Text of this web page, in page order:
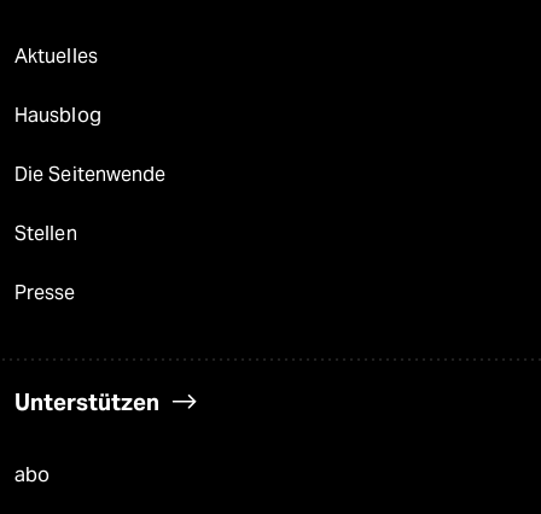
Aktuelles
Hausblog
Die Seitenwende
Stellen
Presse
Unterstützen
abo